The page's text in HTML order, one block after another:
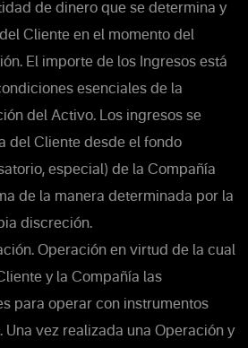
de dinero que se determina y
Cliente en el momento del
El importe de los Ingresos está
esenciales de la
del Activo. Los ingresos se
del Cliente desde el fondo
especial) de la Compañía
de la manera determinada por la
discreción.
Operación en virtud de la cual
y la Compañía las
para operar con instrumentos
vez realizada una Operación y